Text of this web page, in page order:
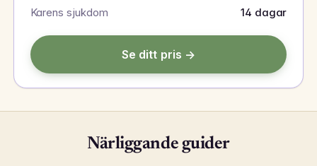
Karens sjukdom 14 dagar
Se ditt pris →
Närliggande guider